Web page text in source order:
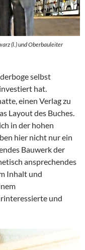
(l.) und Oberbauleiter
selbst
hat.
einen Verlag zu
Layout des Buches.
in der hohen
hier nicht nur ein
Bauwerk der
ansprechendes
Inhalt und
und